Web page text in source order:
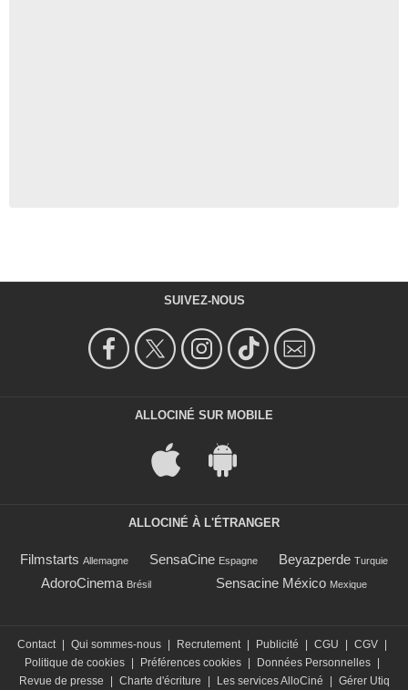
SUIVEZ-NOUS
ALLOCINÉ SUR MOBILE
ALLOCINÉ À L'ÉTRANGER
Filmstarts Allemagne SensaCine Espagne Beyazperde Turquie
AdoroCinema Brésil Sensacine México Mexique
Contact Qui sommes-nous Recrutement Publicité CGU CGV
Politique de cookies
Préférences cookies Données Personnelles
Revue de presse
Charte d'écriture Les services AlloCiné Gérer Utiq